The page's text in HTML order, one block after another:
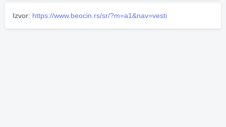
Izvor: https://www.beocin.rs/sr/?m=a1&nav=vesti